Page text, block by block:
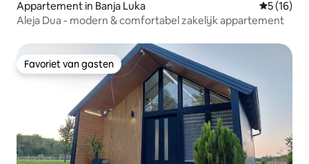
Appartement in Banja Luka
5 (16)
Aleja Dua - modern & comfortabel zakelijk appartement
Favoriet van gasten
Favoriet van gasten